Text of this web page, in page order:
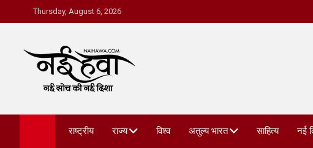
Thursday, August 6, 2026
Nai Hawa
राष्ट्रीय राज्य विश्व अतुल्य भारत साहित्य नई